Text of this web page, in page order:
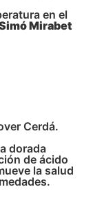
en el
Mirabet
Cerdá.
dorada
de ácido
la salud